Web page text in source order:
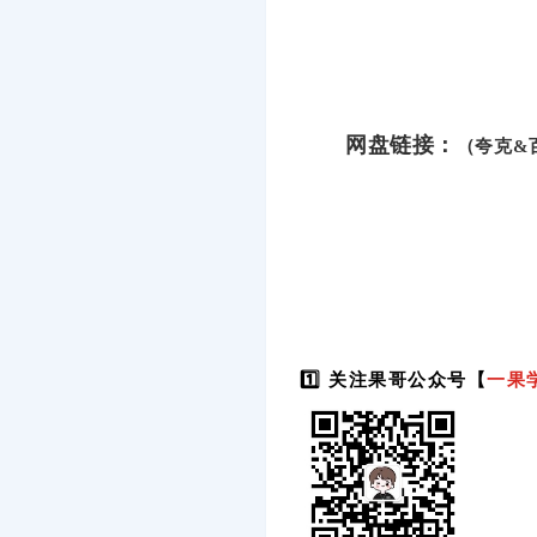
网盘链接： （夸克&
1️⃣ 关注果哥公众号【一果